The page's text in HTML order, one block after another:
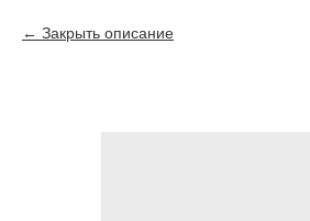
Закрыть описание